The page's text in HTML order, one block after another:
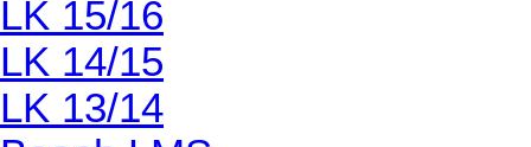
LK 15/16
LK 14/15
LK 13/14